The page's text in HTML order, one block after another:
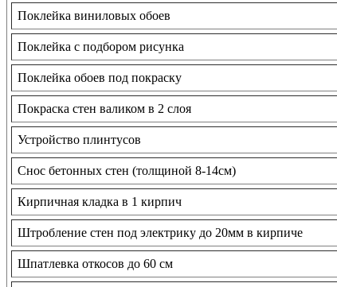
Поклейка виниловых обоев
Поклейка с подбором рисунка
Поклейка обоев под покраску
Покраска стен валиком в 2 слоя
Устройство плинтусов
Снос бетонных стен (толщиной 8-14см)
Кирпичная кладка в 1 кирпич
Штробление стен под электрику до 20мм в кирпиче
Шпатлевка откосов до 60 см